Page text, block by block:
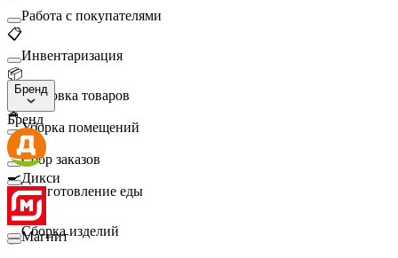
Работа с покупателями
📋
Инвентаризация
📦
Упаковка товаров
🧹
Уборка помещений
🛒
Сбор заказов
🍳
Приготовление еды
🛠️
Сборка изделий
☕
Бренд
Бренд
Дикси
Магнит